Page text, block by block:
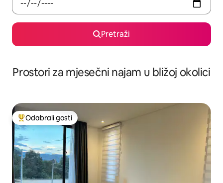
Pretraži
Prostori za mjesečni najam u bližoj okolici
Među najviše rangiranima s oznakom „Odabrali gosti”
Odabrali gosti